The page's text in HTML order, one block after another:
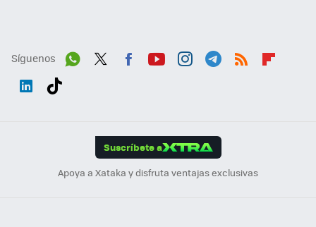
Síguenos
Suscríbete a
Apoya a Xataka y disfruta ventajas exclusivas